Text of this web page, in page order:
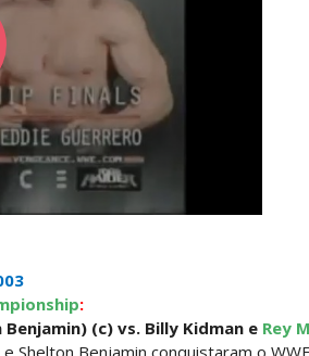
:
(c) vs. Billy Kidman e Rey
e Shelton Benjamin conquistaram o WWE